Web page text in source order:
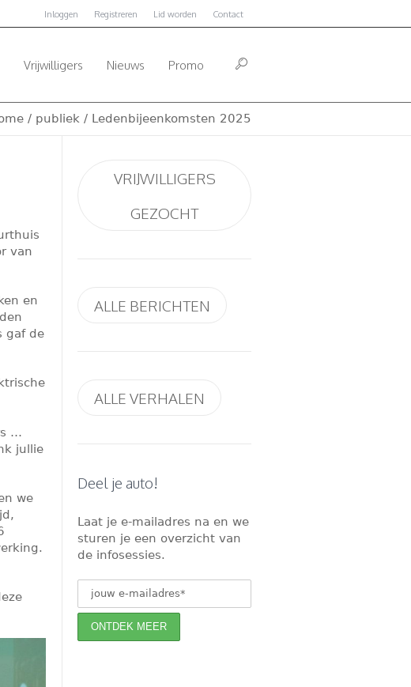
Inloggen Registreren Lid worden Contact
Vrijwilligers Nieuws Promo
/ publiek / Ledenbijeenkomsten 2025
van
en
gaf de
…
jullie
we
VRIJWILLIGERS
GEZOCHT
ALLE BERICHTEN
ALLE VERHALEN
Deel je auto!
Laat je e-mailadres na en we
sturen je een overzicht van
de infosessies.